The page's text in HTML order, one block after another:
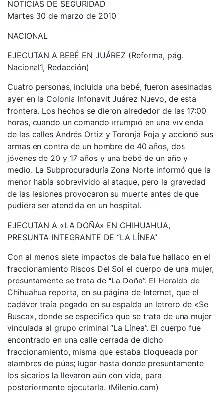
NOTICIAS DE SEGURIDAD
Martes 30 de marzo de 2010
NACIONAL
EJECUTAN A BEBÉ EN JUÁREZ (Reforma, pág.
Nacional1, Redacción)
Cuatro personas, incluida una bebé, fueron asesinadas
ayer en la Colonia Infonavit Juárez Nuevo, de esta
frontera. Los hechos se dieron alrededor de las 17:00
horas, cuando un comando irrumpió en una vivienda
de las calles Andrés Ortiz y Toronja Roja y accionó sus
armas en contra de un hombre de 40 años, dos
jóvenes de 20 y 17 años y una bebé de un año y
medio. La Subprocuraduría Zona Norte informó que la
menor había sobrevivido al ataque, pero la gravedad
de las lesiones provocaron su muerte antes de que
pudiera ser atendida en un hospital.
EJECUTAN A «LA DOÑA» EN CHIHUAHUA,
PRESUNTA INTEGRANTE DE “LA LÍNEA”
Con al menos siete impactos de bala fue hallado en el
fraccionamiento Riscos Del Sol el cuerpo de una mujer,
presuntamente se trata de “La Doña”. El Heraldo de
Chihuahua reporta, en su página de Internet, que el
cadáver traía pegado en su espalda un letrero de «Se
Busca», donde se especifica que se trata de una mujer
vinculada al grupo criminal “La Línea”. El cuerpo fue
encontrado en una calle cerrada de dicho
fraccionamiento, misma que estaba bloqueada por
alambres de púas; lugar hasta donde presuntamente
los sicarios la llevaron aún con vida, para
posteriormente ejecutarla. (Milenio.com)